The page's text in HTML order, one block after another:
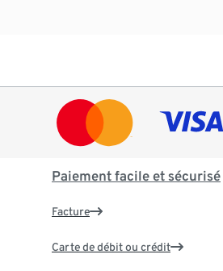
Paiement facile et sécurisé
Facture
Carte de débit ou crédit